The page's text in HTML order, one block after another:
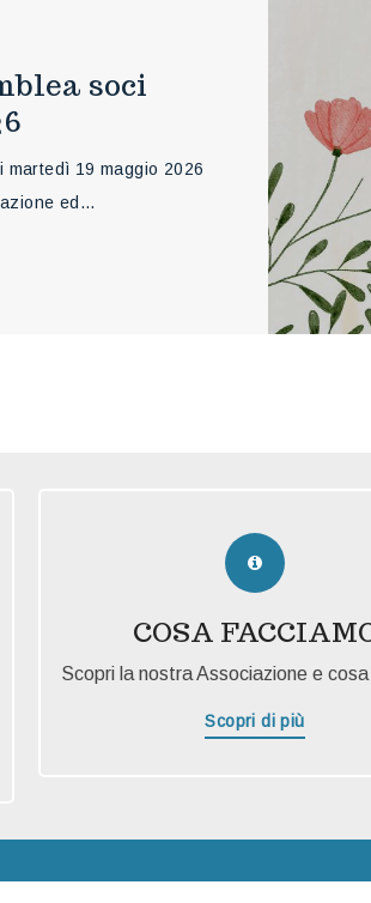
soci
martedì 19 maggio 2026
ed…
COSA
Scopri la nostra Associazione e
Scopri di più